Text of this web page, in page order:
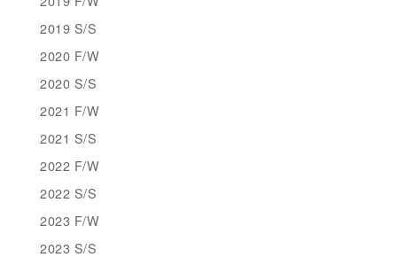
2019 S/S
2020 F/W
2020 S/S
2021 F/W
2021 S/S
2022 F/W
2022 S/S
2023 F/W
2023 S/S